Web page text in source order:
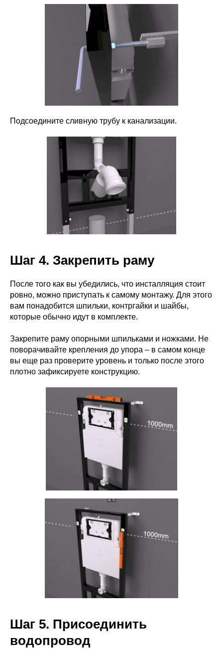
Подсоедините сливную трубу к канализации.
Шаг 4. Закрепить раму
После того как вы убедились, что инсталляция стоит
ровно, можно приступать к самому монтажу. Для этого
вам понадобится шпильки, контргайки и шайбы,
которые обычно идут в комплекте.
Закрепите раму опорными шпильками и ножками. Не
поворачивайте крепления до упора – в самом конце
вы еще раз проверите уровень и только после этого
плотно зафиксируете конструкцию.
Шаг 5. Присоединить
водопровод